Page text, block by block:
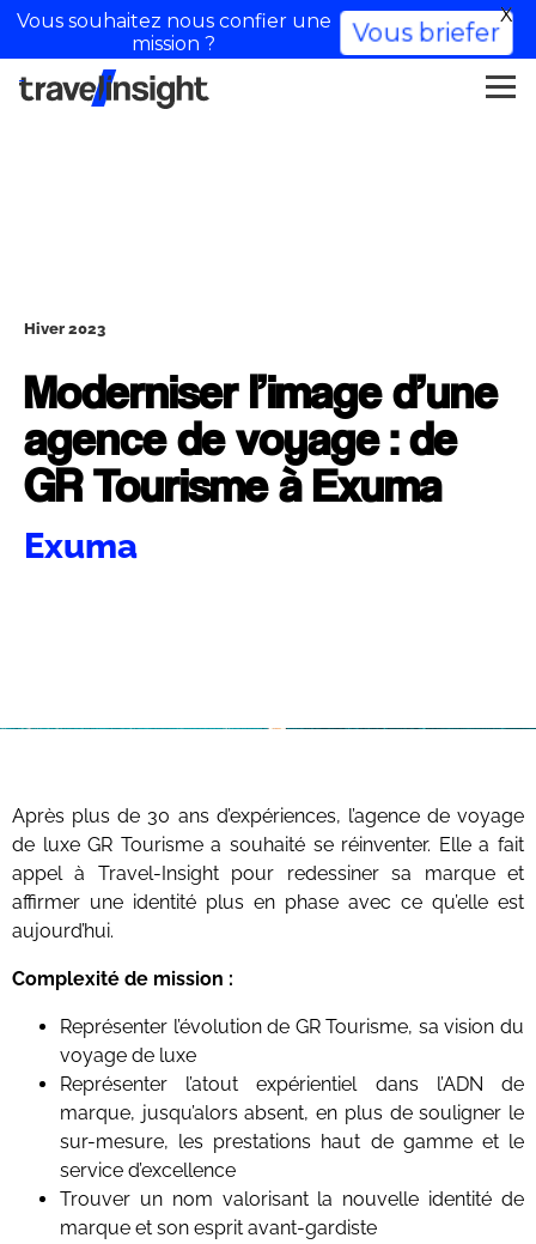
Hiver 2023
Moderniser l’image d’une
agence de voyage : de
GR Tourisme à Exuma
Exuma
Après plus de 30 ans d’expériences, l’agence de voyage
de luxe GR Tourisme a souhaité se réinventer. Elle a fait
appel à Travel-Insight pour redessiner sa marque et
affirmer une identité plus en phase avec ce qu’elle est
aujourd’hui.
Complexité de mission :
Représenter l’évolution de GR Tourisme, sa vision du
voyage de luxe
Représenter l’atout expérientiel dans l’ADN de
marque, jusqu’alors absent, en plus de souligner le
sur-mesure, les prestations haut de gamme et le
service d’excellence
Trouver un nom valorisant la nouvelle identité de
marque et son esprit avant-gardiste
Vous souhaitez nous confier une
mission ?
Vous briefer
X